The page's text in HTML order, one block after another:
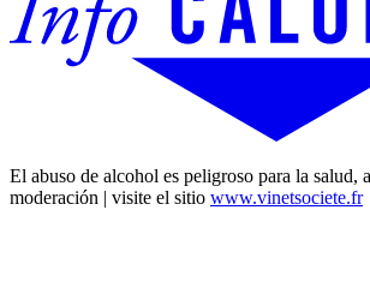
El abuso de alcohol es peligroso para la salud,
moderación | visite el sitio www.vinetsociete.fr